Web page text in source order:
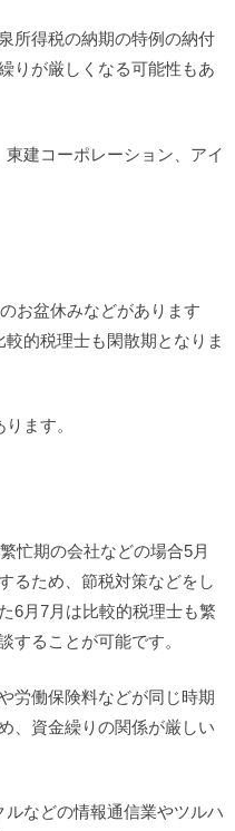
所得税の納期の特例の納付
りが厳しくなる可能性もあ
建コーポレーション、アイ
お盆休みなどがあります
的税理士も閑散期となりま
ます。
忙期の会社などの場合5月
るため、節税対策などをし
6月7月は比較的税理士も繁
することが可能です。
労働保険料などが同じ時期
、資金繰りの関係が厳しい
などの情報通信業やツルハ